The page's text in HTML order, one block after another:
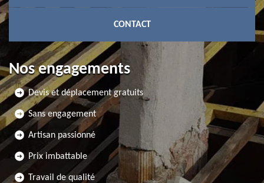
CONTACT
Nos engagements
Devis et déplacement gratuits
Sans engagement
Artisan passionné
Prix imbattable
Travail de qualité